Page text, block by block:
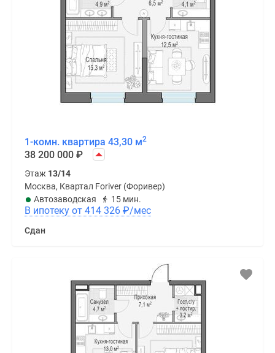
1-комн. квартира 43,30 м2
38 200 000 ₽
Этаж 13/14
Москва, Квартал Foriver (Форивер)
Автозаводская
15 мин.
В ипотеку от 414 326 ₽/мес
Сдан